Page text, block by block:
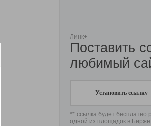
Линк+
Поставить
любимый
Установить ссылку
** ссылка будет бесплатно
одной из площадок в